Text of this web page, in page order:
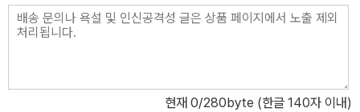
현재 0/280byte (한글 140자 이내)